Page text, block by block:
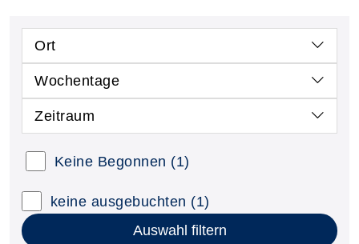
Ort
Wochentage
Zeitraum
Keine Begonnen (1)
keine ausgebuchten (1)
Auswahl filtern